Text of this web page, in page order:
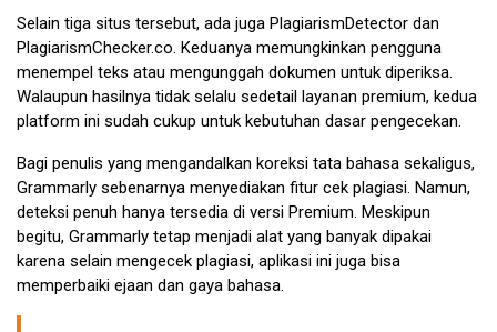
Selain tiga situs tersebut, ada juga PlagiarismDetector dan
PlagiarismChecker.co. Keduanya memungkinkan pengguna
menempel teks atau mengunggah dokumen untuk diperiksa.
Walaupun hasilnya tidak selalu sedetail layanan premium, kedua
platform ini sudah cukup untuk kebutuhan dasar pengecekan.
Bagi penulis yang mengandalkan koreksi tata bahasa sekaligus,
Grammarly sebenarnya menyediakan fitur cek plagiasi. Namun,
deteksi penuh hanya tersedia di versi Premium. Meskipun
begitu, Grammarly tetap menjadi alat yang banyak dipakai
karena selain mengecek plagiasi, aplikasi ini juga bisa
memperbaiki ejaan dan gaya bahasa.